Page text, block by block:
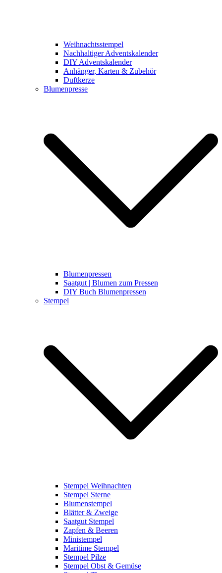
Weihnachtsstempel
Nachhaltiger Adventskalender
DIY Adventskalender
Anhänger, Karten & Zubehör
Duftkerze
Blumenpresse
Blumenpressen
Saatgut | Blumen zum Pressen
DIY Buch Blumenpressen
Stempel
Stempel Weihnachten
Stempel Sterne
Blumenstempel
Blätter & Zweige
Saatgut Stempel
Zapfen & Beeren
Ministempel
Maritime Stempel
Stempel Pilze
Stempel Obst & Gemüse